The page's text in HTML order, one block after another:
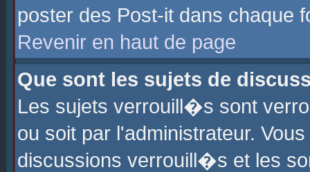
poster des Post-it dans chaque
Revenir en haut de page
Que sont les sujets de
Les sujets verrouill�s sont
ou soit par l'administrateur.
discussions verrouill�s et les